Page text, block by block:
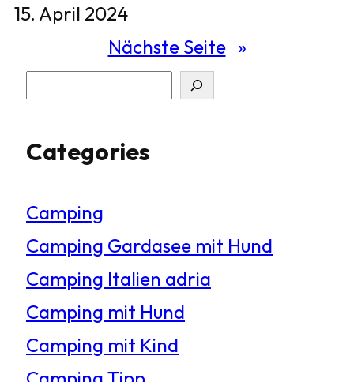
15. April 2024
Nächste Seite »
c
e
n
Categories
Camping
Camping Gardasee mit Hund
Camping Italien adria
Camping mit Hund
Camping mit Kind